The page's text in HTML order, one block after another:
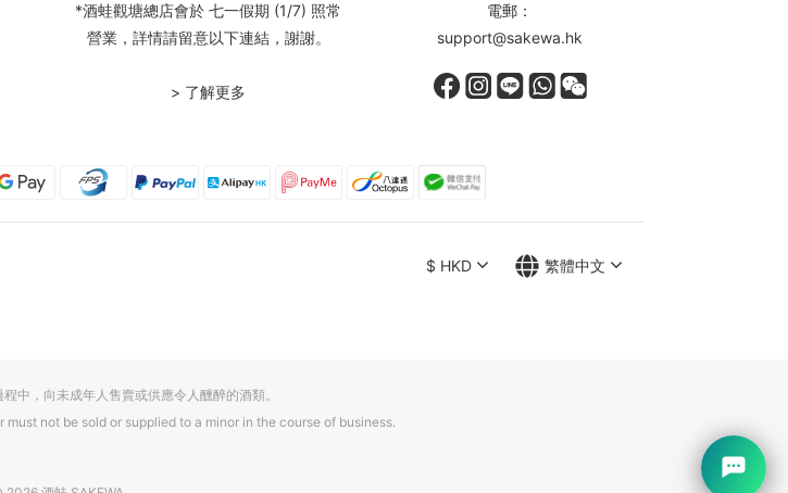
*酒蛙觀塘總店會於 七一假期 (1/7) 照常
營業，詳情請留意以下連結，謝謝。
> 了解更多
電郵：
support@sakewa.hk
$ HKD 繁體中文
中，向未成年人售賣或供應令人醺醉的酒類。
not be sold or supplied to a minor in the course of business.